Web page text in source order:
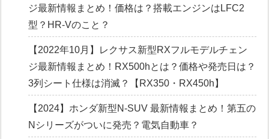
ジ最新情報まとめ！価格は？搭載エンジンはLFC2
型？HR-Vのこと？
【2022年10月】レクサス新型RXフルモデルチェン
ジ最新情報まとめ！RX500hとは？価格や発売日は？
3列シート仕様は消滅？【RX350・RX450h】
【2024】ホンダ新型N-SUV 最新情報まとめ！第五の
Nシリーズがついに発売？電気自動車？